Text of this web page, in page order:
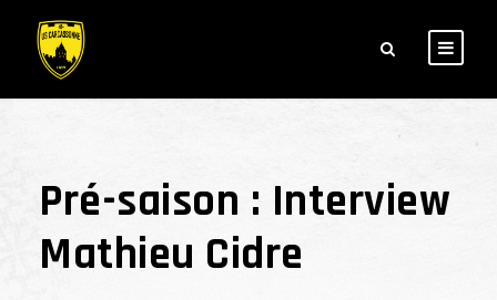
Pré-saison : Interview
Mathieu Cidre